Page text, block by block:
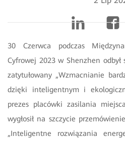
30 Czerwca podczas
Cyfrowej 2023 w Shenzhen odbył
zatytułowany „Wzmacnianie
dzięki inteligentnym i
prezes placówki zasilania
wygłosił na szczycie
„Inteligentne rozwiązania